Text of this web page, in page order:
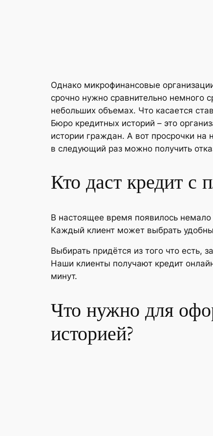
Однако микрофинансовые
срочно нужно сравнительно немного
небольших объемах. Что касается
Бюро кредитных историй – это
истории граждан. А вот просрочки на
в следующий раз можно получить
Кто даст кредит с
В настоящее время появилось
Каждый клиент может выбрать
Выбирать придётся из того что есть,
Наши клиенты получают кредит
минут.
Что нужно для
историей?